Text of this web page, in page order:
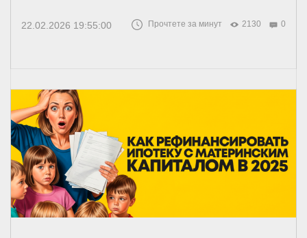
22.02.2026 19:55:00 Прочтете за минут 2130 0